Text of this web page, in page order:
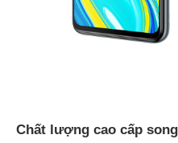
Chất lượng cao cấp